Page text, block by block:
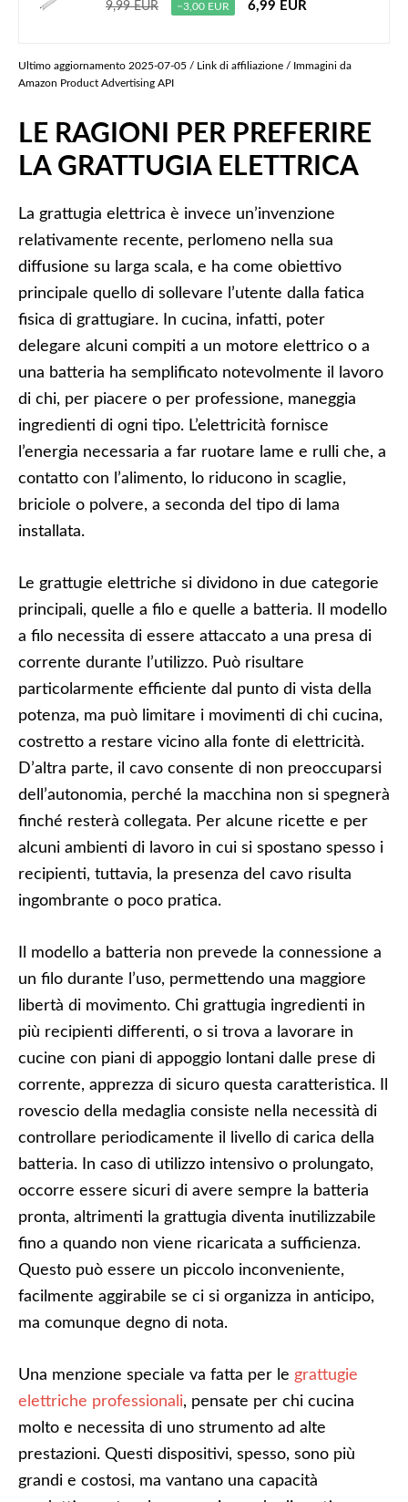
9,99 EUR −3,00 EUR 6,99 EUR
Ultimo aggiornamento 2025-07-05 / Link di affiliazione / Immagini da
Amazon Product Advertising API
LE RAGIONI PER PREFERIRE
LA GRATTUGIA ELETTRICA
La grattugia elettrica è invece un’invenzione
relativamente recente, perlomeno nella sua
diffusione su larga scala, e ha come obiettivo
principale quello di sollevare l’utente dalla fatica
fisica di grattugiare. In cucina, infatti, poter
delegare alcuni compiti a un motore elettrico o a
una batteria ha semplificato notevolmente il lavoro
di chi, per piacere o per professione, maneggia
ingredienti di ogni tipo. L’elettricità fornisce
l’energia necessaria a far ruotare lame e rulli che, a
contatto con l’alimento, lo riducono in scaglie,
briciole o polvere, a seconda del tipo di lama
installata.
Le grattugie elettriche si dividono in due categorie
principali, quelle a filo e quelle a batteria. Il modello
a filo necessita di essere attaccato a una presa di
corrente durante l’utilizzo. Può risultare
particolarmente efficiente dal punto di vista della
potenza, ma può limitare i movimenti di chi cucina,
costretto a restare vicino alla fonte di elettricità.
D’altra parte, il cavo consente di non preoccuparsi
dell’autonomia, perché la macchina non si spegnerà
finché resterà collegata. Per alcune ricette e per
alcuni ambienti di lavoro in cui si spostano spesso i
recipienti, tuttavia, la presenza del cavo risulta
ingombrante o poco pratica.
Il modello a batteria non prevede la connessione a
un filo durante l’uso, permettendo una maggiore
libertà di movimento. Chi grattugia ingredienti in
più recipienti differenti, o si trova a lavorare in
cucine con piani di appoggio lontani dalle prese di
corrente, apprezza di sicuro questa caratteristica. Il
rovescio della medaglia consiste nella necessità di
controllare periodicamente il livello di carica della
batteria. In caso di utilizzo intensivo o prolungato,
occorre essere sicuri di avere sempre la batteria
pronta, altrimenti la grattugia diventa inutilizzabile
fino a quando non viene ricaricata a sufficienza.
Questo può essere un piccolo inconveniente,
facilmente aggirabile se ci si organizza in anticipo,
ma comunque degno di nota.
Una menzione speciale va fatta per le grattugie
elettriche professionali, pensate per chi cucina
molto e necessita di uno strumento ad alte
prestazioni. Questi dispositivi, spesso, sono più
grandi e costosi, ma vantano una capacità